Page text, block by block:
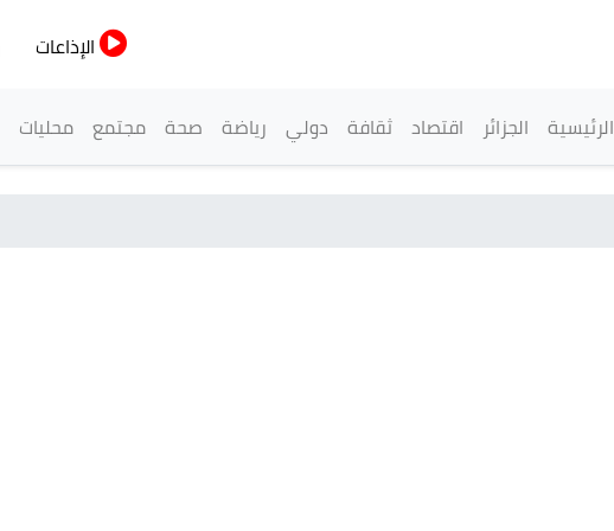
الإذاعات
القائمة الرئيسية
الرئيسية الجزائر اقتصاد ثقافة دولي رياضة صحة مجتمع محليات